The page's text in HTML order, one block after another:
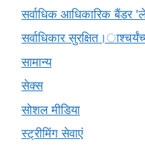
सर्वाधिक आधिकारिक बैंडर
सर्वाधिकार
सामान्य
सेक्स
सोशल मीडिया
स्ट्रीमिंग सेवाएं